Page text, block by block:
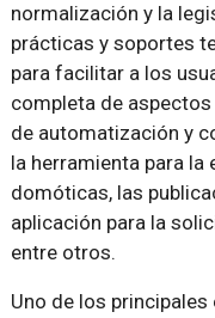
normalización y la
prácticas y soportes
para facilitar a los
completa de
de automatización y
la herramienta para la
domóticas, las
aplicación para la
entre otros.
Uno de los